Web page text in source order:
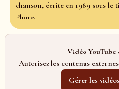
chanson, écrite en 1989 sous le
Phare.
Vidéo YouTube
Autorisez les contenus
Gérer les